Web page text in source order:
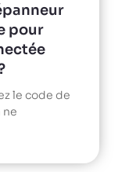
pour
le code de
ne